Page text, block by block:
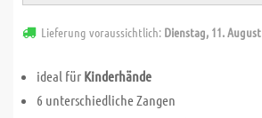
Lieferung voraussichtlich: Dienstag, 11. August
ideal für Kinderhände
6 unterschiedliche Zangen